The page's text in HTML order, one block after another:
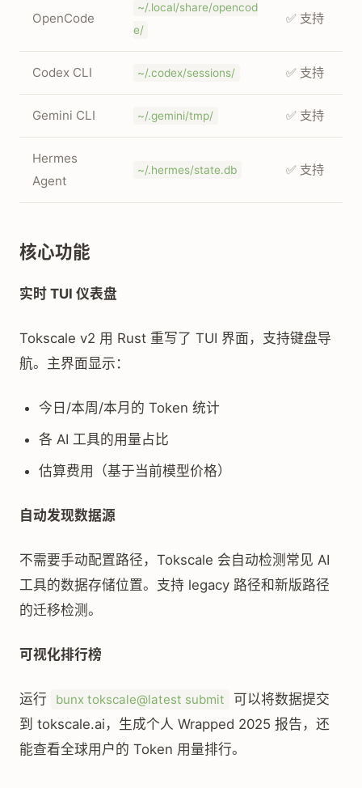
OpenCode
~/.local/share/opencod
e/
✅ 支持
Codex CLI ~/.codex/sessions/ ✅ 支持
Gemini CLI ~/.gemini/tmp/ ✅ 支持
Hermes
Agent
~/.hermes/state.db ✅ 支持
核心功能
实时 TUI 仪表盘
Tokscale v2 用 Rust 重写了 TUI 界面，支持键盘导
航。主界面显示：
今日/本周/本月的 Token 统计
各 AI 工具的用量占比
估算费用（基于当前模型价格）
自动发现数据源
不需要手动配置路径，Tokscale 会自动检测常见 AI
工具的数据存储位置。支持 legacy 路径和新版路径
的迁移检测。
可视化排行榜
运行 bunx tokscale@latest submit
可以将数据提交
到 tokscale.ai，生成个人 Wrapped 2025 报告，还
能查看全球用户的 Token 用量排行。